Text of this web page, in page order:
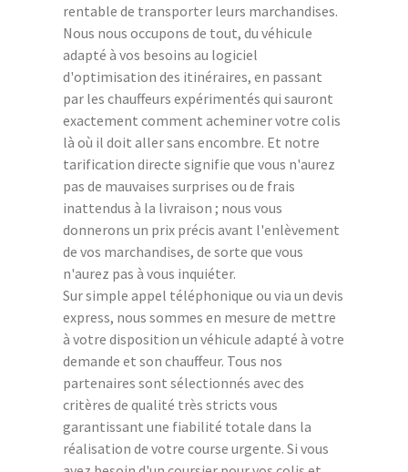
rentable de transporter leurs marchandises.
Nous nous occupons de tout, du véhicule
adapté à vos besoins au logiciel
d'optimisation des itinéraires, en passant
par les chauffeurs expérimentés qui sauront
exactement comment acheminer votre colis
là où il doit aller sans encombre. Et notre
tarification directe signifie que vous n'aurez
pas de mauvaises surprises ou de frais
inattendus à la livraison ; nous vous
donnerons un prix précis avant l'enlèvement
de vos marchandises, de sorte que vous
n'aurez pas à vous inquiéter.
Sur simple appel téléphonique ou via un devis
express, nous sommes en mesure de mettre
à votre disposition un véhicule adapté à votre
demande et son chauffeur. Tous nos
partenaires sont sélectionnés avec des
critères de qualité très stricts vous
garantissant une fiabilité totale dans la
réalisation de votre course urgente. Si vous